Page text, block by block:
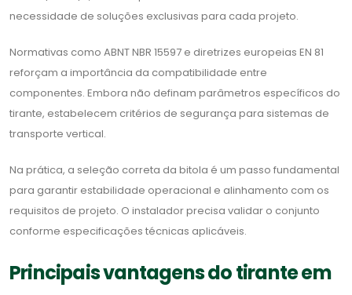
necessidade de soluções exclusivas para cada projeto.
Normativas como ABNT NBR 15597 e diretrizes europeias EN 81
reforçam a importância da compatibilidade entre
componentes. Embora não definam parâmetros específicos do
tirante, estabelecem critérios de segurança para sistemas de
transporte vertical.
Na prática, a seleção correta da bitola é um passo fundamental
para garantir estabilidade operacional e alinhamento com os
requisitos de projeto. O instalador precisa validar o conjunto
conforme especificações técnicas aplicáveis.
Principais vantagens do tirante em